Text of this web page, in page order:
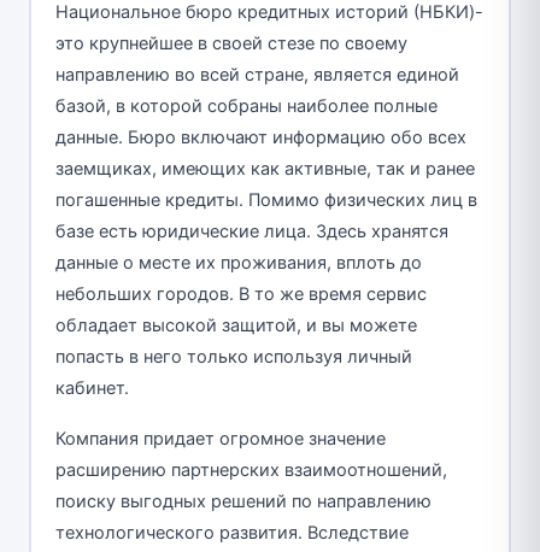
Национальное бюро кредитных историй (НБКИ)-
это крупнейшее в своей стезе по своему
направлению во всей стране, является единой
базой, в которой собраны наиболее полные
данные. Бюро включают информацию обо всех
заемщиках, имеющих как активные, так и ранее
погашенные кредиты. Помимо физических лиц в
базе есть юридические лица. Здесь хранятся
данные о месте их проживания, вплоть до
небольших городов. В то же время сервис
обладает высокой защитой, и вы можете
попасть в него только используя личный
кабинет.
Компания придает огромное значение
расширению партнерских взаимоотношений,
поиску выгодных решений по направлению
технологического развития. Вследствие